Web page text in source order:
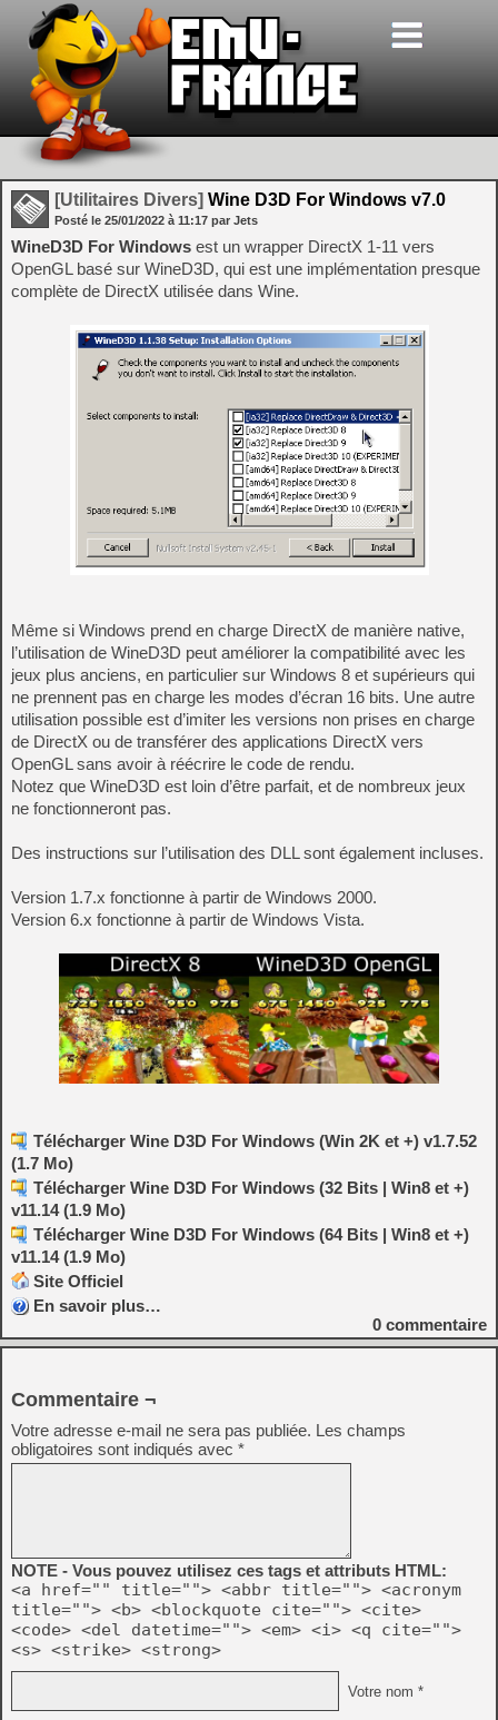
[Utilitaires Divers] Wine D3D For Windows v7.0
Posté le 25/01/2022 à 11:17 par Jets
WineD3D For Windows est un wrapper DirectX 1-11 vers
OpenGL basé sur WineD3D, qui est une implémentation presque
complète de DirectX utilisée dans Wine.
Même si Windows prend en charge DirectX de manière native,
l’utilisation de WineD3D peut améliorer la compatibilité avec les
jeux plus anciens, en particulier sur Windows 8 et supérieurs qui
ne prennent pas en charge les modes d’écran 16 bits. Une autre
utilisation possible est d’imiter les versions non prises en charge
de DirectX ou de transférer des applications DirectX vers
OpenGL sans avoir à réécrire le code de rendu.
Notez que WineD3D est loin d’être parfait, et de nombreux jeux
ne fonctionneront pas.
Des instructions sur l’utilisation des DLL sont également incluses.
Version 1.7.x fonctionne à partir de Windows 2000.
Version 6.x fonctionne à partir de Windows Vista.
Télécharger Wine D3D For Windows (Win 2K et +) v1.7.52
(1.7 Mo)
Télécharger Wine D3D For Windows (32 Bits | Win8 et +)
v11.14 (1.9 Mo)
Télécharger Wine D3D For Windows (64 Bits | Win8 et +)
v11.14 (1.9 Mo)
Site Officiel
En savoir plus…
0 commentaire
Commentaire ¬
Votre adresse e-mail ne sera pas publiée. Les champs
obligatoires sont indiqués avec *
NOTE - Vous pouvez utilisez ces tags et attributs HTML:
<a href="" title=""> <abbr title=""> <acronym
title=""> <b> <blockquote cite=""> <cite>
<code> <del datetime=""> <em> <i> <q cite="">
<s> <strike> <strong>
Votre nom *